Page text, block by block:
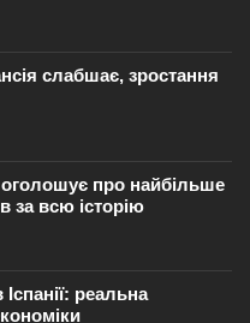
слабшає, зростання
про найбільше
за всю історію
реальна